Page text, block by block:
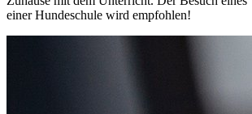
einer Hundeschule wird empfohlen!